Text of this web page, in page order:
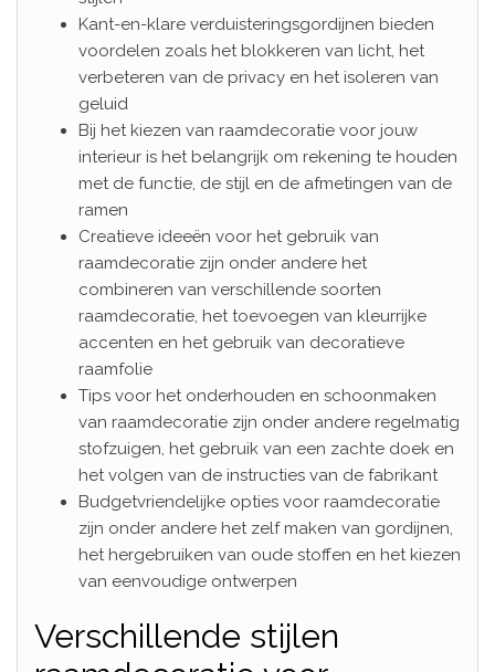
Kant-en-klare verduisteringsgordijnen bieden
voordelen zoals het blokkeren van licht, het
verbeteren van de privacy en het isoleren van
geluid
Bij het kiezen van raamdecoratie voor jouw
interieur is het belangrijk om rekening te houden
met de functie, de stijl en de afmetingen van de
ramen
Creatieve ideeën voor het gebruik van
raamdecoratie zijn onder andere het
combineren van verschillende soorten
raamdecoratie, het toevoegen van kleurrijke
accenten en het gebruik van decoratieve
raamfolie
Tips voor het onderhouden en schoonmaken
van raamdecoratie zijn onder andere regelmatig
stofzuigen, het gebruik van een zachte doek en
het volgen van de instructies van de fabrikant
Budgetvriendelijke opties voor raamdecoratie
zijn onder andere het zelf maken van gordijnen,
het hergebruiken van oude stoffen en het kiezen
van eenvoudige ontwerpen
Verschillende stijlen